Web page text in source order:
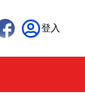
登入